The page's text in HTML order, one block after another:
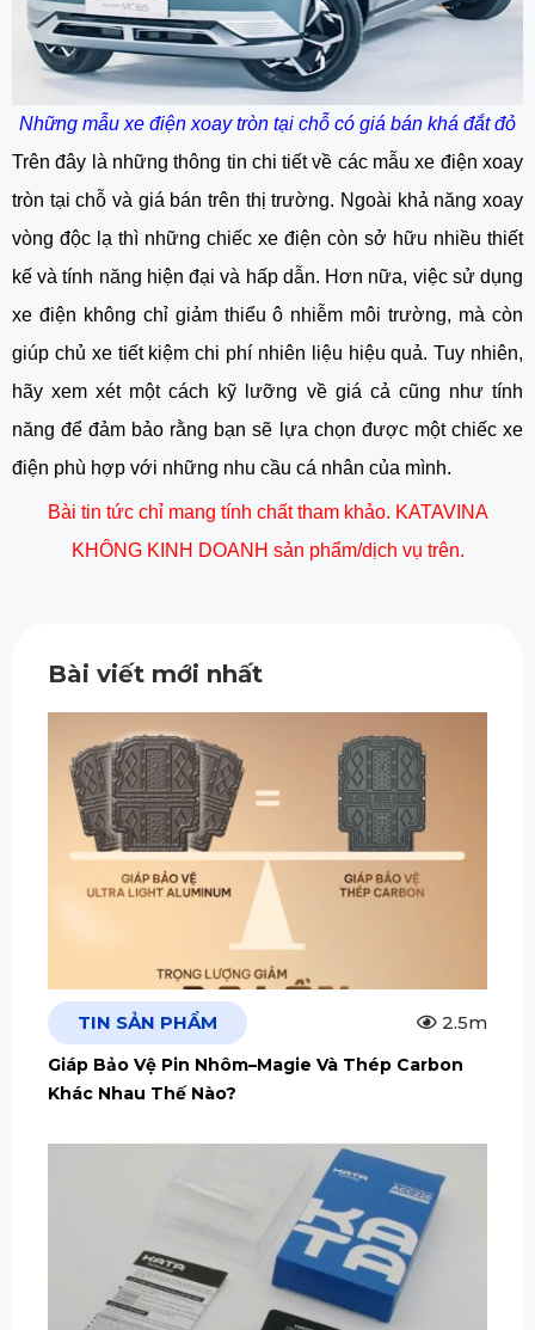
Những mẫu xe điện xoay tròn tại chỗ có giá bán khá đắt đỏ
Trên đây là những thông tin chi tiết về các mẫuxe điện xoay
tròn tại chỗ và giá bán trên thị trường. Ngoài khả năng xoay
vòng độc lạ thì những chiếc xe điện còn sở hữu nhiều thiết
kế và tính năng hiện đại và hấp dẫn. Hơn nữa, việc sử dụng
xe điện không chỉ giảm thiểu ô nhiễm môi trường, mà còn
giúp chủ xe tiết kiệm chi phí nhiên liệu hiệu quả. Tuy nhiên,
hãy xem xét một cách kỹ lưỡng về giá cả cũng như tính
năng để đảm bảo rằng bạn sẽ lựa chọn được một chiếc xe
điện phù hợp với những nhu cầu cá nhân của mình.
Bài tin tức chỉ mang tính chất tham khảo. KATAVINA
KHÔNG KINH DOANH sản phẩm/dịch vụ trên.
Bài viết mới nhất
TIN SẢN PHẨM 2.5m
Giáp Bảo Vệ Pin Nhôm–Magie Và Thép Carbon
Khác Nhau Thế Nào?